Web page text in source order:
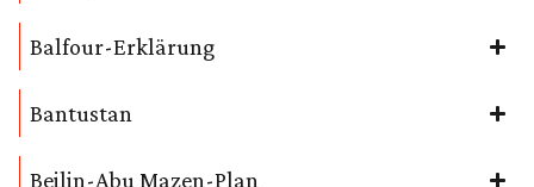
Balfour-Erklärung
Bantustan
Beilin-Abu Mazen-Plan